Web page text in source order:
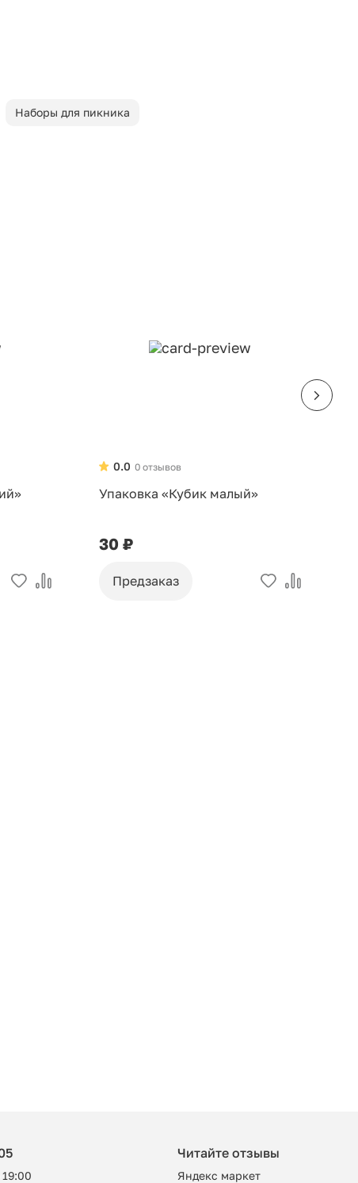
Наборы для пикника
0 отзывов
0.0
Упаковка «Кубик малый»
30 ₽
Предзаказ
Читайте отзывы
Яндекс маркет